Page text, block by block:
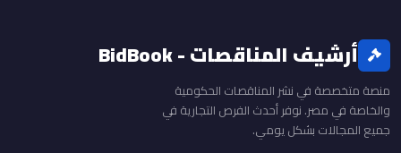
أرشيف المناقصات - BidBook
منصة متخصصة في نشر المناقصات الحكومية
والخاصة في مصر. نوفر أحدث الفرص التجارية في
جميع المجالات بشكل يومي.